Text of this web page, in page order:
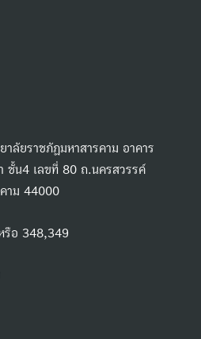
าลัยราชภัฏมหาสารคาม อาคาร
ชั้น4 เลขที่ 80 ถ.นครสวรรค์
าม 44000
รือ 348,349